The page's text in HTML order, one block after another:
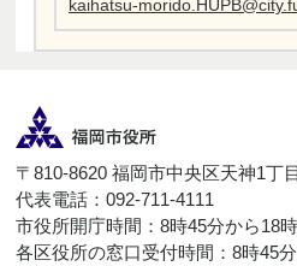
kaihatsu-
〒810-8620 福岡市中央区天神1丁
代表電話：092-711-4111
市役所開庁時間：8時45分から18
各区役所の窓口受付時間：8時45